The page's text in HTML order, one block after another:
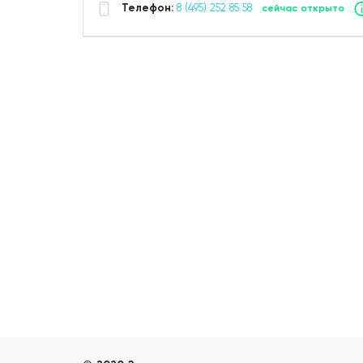
Добавить аптеку
Телефон: 8 (495) 252 85 58 сейчас открыто